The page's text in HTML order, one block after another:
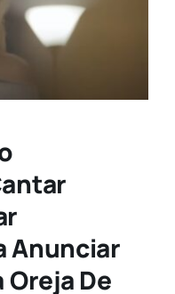
Anunciar
Oreja De